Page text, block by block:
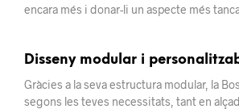
encara més i donar-li un aspecte més
Disseny modular i
Gràcies a la seva estructura modular, la
segons les teves necessitats, tant en